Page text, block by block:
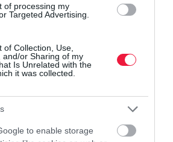
of processing my
Targeted Advertising.
of Collection, Use,
and/or Sharing of my
Is Unrelated with the
it was collected.
to enable storage
a piaci ajánlatok jöhetnek szóba. Jó hír,
Bank újabb kamatcsökkentése után